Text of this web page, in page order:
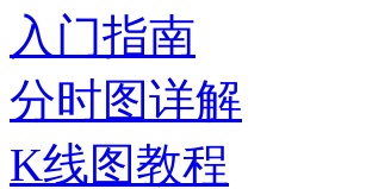
入门指南
分时图详解
K线图教程